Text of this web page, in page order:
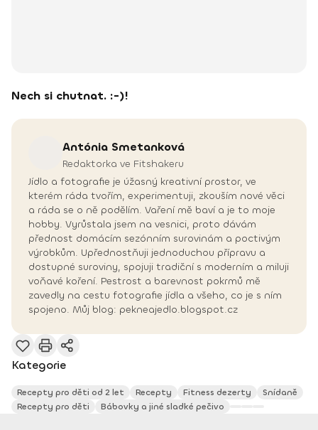
Nech si chutnat. :-)!
Antónia Smetanková
Redaktorka ve Fitshakeru
Jídlo a fotografie je úžasný kreativní prostor, ve
kterém ráda tvořím, experimentuji, zkouším nové věci
a ráda se o ně podělím. Vaření mě baví a je to moje
hobby. Vyrůstala jsem na vesnici, proto dávám
přednost domácím sezónním surovinám a poctivým
výrobkům. Upřednostňuji jednoduchou přípravu a
dostupné suroviny, spojuji tradiční s moderním a miluji
voňavé koření. Pestrost a barevnost pokrmů mě
zavedly na cestu fotografie jídla a všeho, co je s ním
spojeno. Můj blog: pekneajedlo.blogspot.cz
Kategorie
Recepty pro děti od 2 let Recepty Fitness dezerty
Snídaně
Recepty pro děti
Bábovky a jiné sladké pečivo